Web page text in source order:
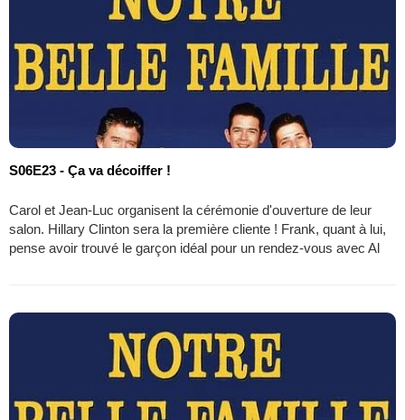
S06E23 - Ça va décoiffer !
Carol et Jean-Luc organisent la cérémonie d'ouverture de leur
salon. Hillary Clinton sera la première cliente ! Frank, quant à lui,
pense avoir trouvé le garçon idéal pour un rendez-vous avec Al